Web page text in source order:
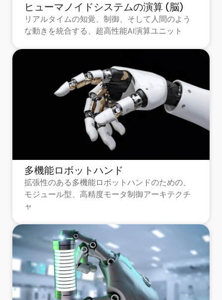
ヒューマノイドシステムの演算 (脳)
リアルタイムの知覚、制御、そして人間のよう
な動きを統合する、超高性能AI演算ユニット
多機能ロボットハンド
拡張性のある多機能ロボットハンドのための、
モジュール型、高精度モータ制御アーキテクチ
ャ